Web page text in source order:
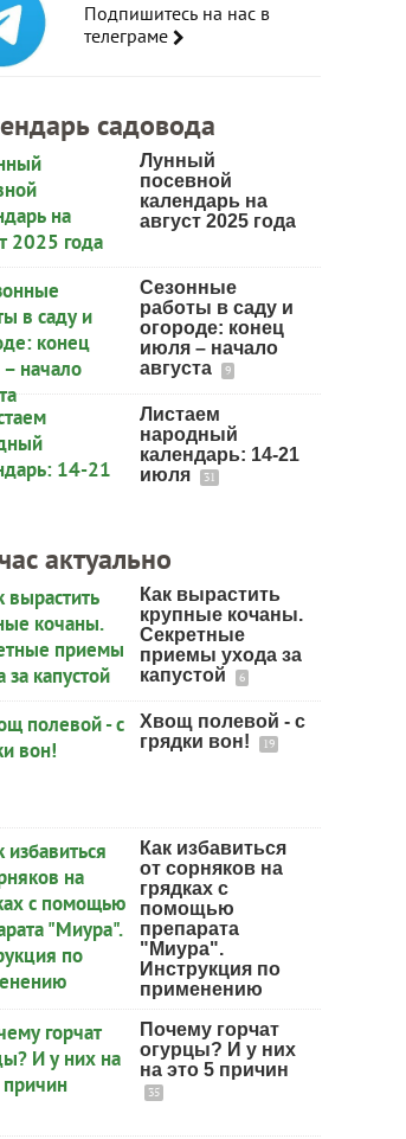
Подпишитесь на нас в
телеграме
садовода
Лунный
посевной
календарь на
август 2025 года
Сезонные
работы в саду и
огороде: конец
июля – начало
августа
9
Листаем
народный
календарь: 14-21
июля
31
актуально
Как вырастить
крупные кочаны.
Секретные
приемы ухода за
капустой
6
Хвощ полевой - с
грядки вон!
19
Как избавиться
от сорняков на
грядках с
помощью
препарата
"Миура".
Инструкция по
применению
Почему горчат
огурцы? И у них
на это 5 причин
35